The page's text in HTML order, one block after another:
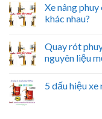
Xe nâng
khác nhau?
Quay rót
nguyên liệu
5 dấu hiệu xe